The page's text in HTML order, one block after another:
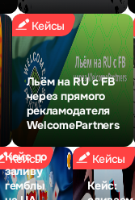
Кейсы
Льём на RU c FB
через прямого
рекламодателя
WelcomePartners
Кейсы
Кейс по
заливу
гемблы
Кейсы
Кейс: